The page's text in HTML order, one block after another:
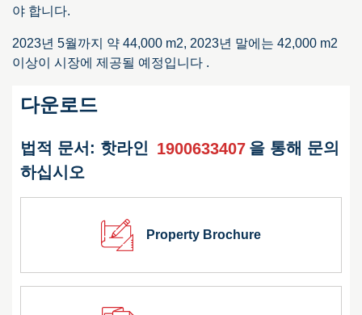
야 합니다.
2023년 5월까지 약 44,000 m2, 2023년 말에는 42,000 m2
이상이 시장에 제공될 예정입니다 .
다운로드
법적 문서: 핫라인 1900633407 을 통해 문의
하십시오
Property Brochure